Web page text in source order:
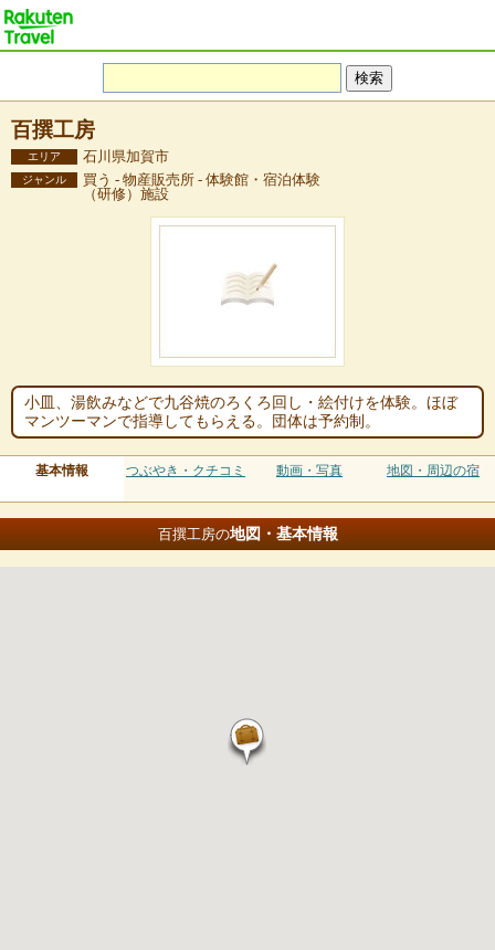
百撰工房
エリア 石川県加賀市
ジャンル
買う - 物産販売所 - 体験館・宿泊体験
（研修）施設
小皿、湯飲みなどで九谷焼のろくろ回し・絵付けを体験。ほぼ
マンツーマンで指導してもらえる。団体は予約制。
基本情報 つぶやき・クチコミ 動画・写真 地図・周辺の宿
百撰工房の地図・基本情報